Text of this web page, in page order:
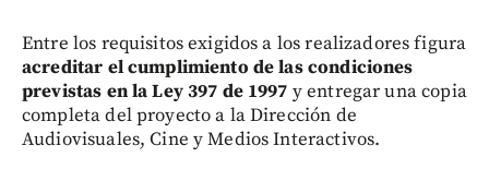
Entre los requisitos exigidos a los realizadores figura
acreditar el cumplimiento de las condiciones
previstas en la Ley 397 de 1997 y entregar una copia
completa del proyecto a la Dirección de
Audiovisuales, Cine y Medios Interactivos.